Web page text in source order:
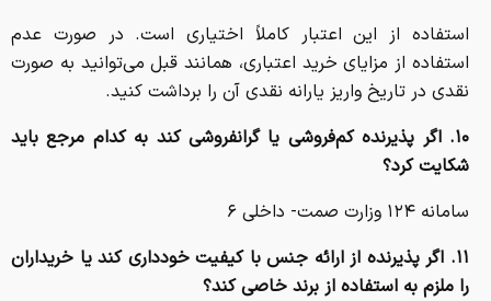
استفاده از این اعتبار کاملاً اختیاری است. در صورت عدم
استفاده از مزایای خرید اعتباری، همانند قبل می‌توانید به صورت
نقدی در تاریخ واریز یارانه نقدی آن را برداشت کنید.
۱۰. اگر پذیرنده کم‌فروشی یا گرانفروشی کند به کدام مرجع باید
شکایت کرد؟
سامانه ۱۲۴ وزارت صمت- داخلی ۶
۱۱. اگر پذیرنده از ارائه جنس با کیفیت خودداری کند یا خریداران
را ملزم به استفاده از برند خاصی کند؟